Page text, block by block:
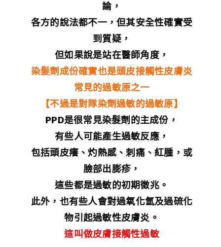
論，
各方的說法都不一，但其安全性確實受
到質疑，
但如果說是站在醫師角度，
染髮劑成份確實也是頭皮接觸性皮膚炎
常見的過敏原之一
【不過是對隊染劑過敏的過敏原】
PPD是很常見染髮劑的主成份，
有些人可能產生過敏反應，
包括頭皮癢、灼熱感、刺痛、紅腫，或
臉部出膨疹，
這些都是過敏的初期徵兆。
此外，也有些人會對過氧化氫及過硫化
物引起過敏性皮膚炎。
這叫做皮膚接觸性過敏